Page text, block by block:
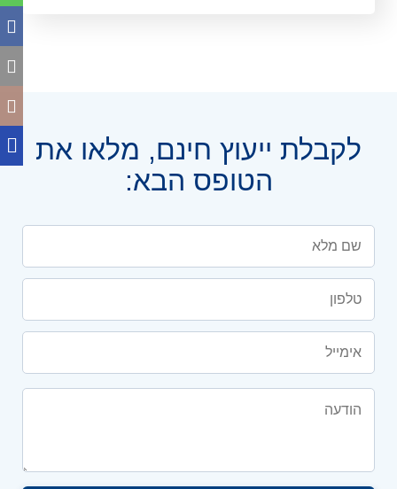
לקבלת ייעוץ חינם, מלאו את
הטופס הבא: